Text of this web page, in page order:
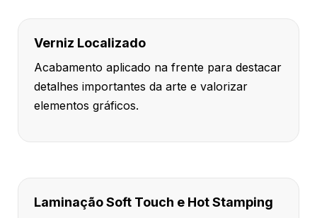
Verniz Localizado
Acabamento aplicado na frente para destacar
detalhes importantes da arte e valorizar
elementos gráficos.
Laminação Soft Touch e Hot Stamping